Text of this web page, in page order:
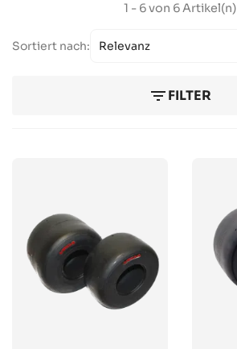
1 - 6 von 6 Artikel(n)
Sortiert nach: Relevanz
filter_listFILTER